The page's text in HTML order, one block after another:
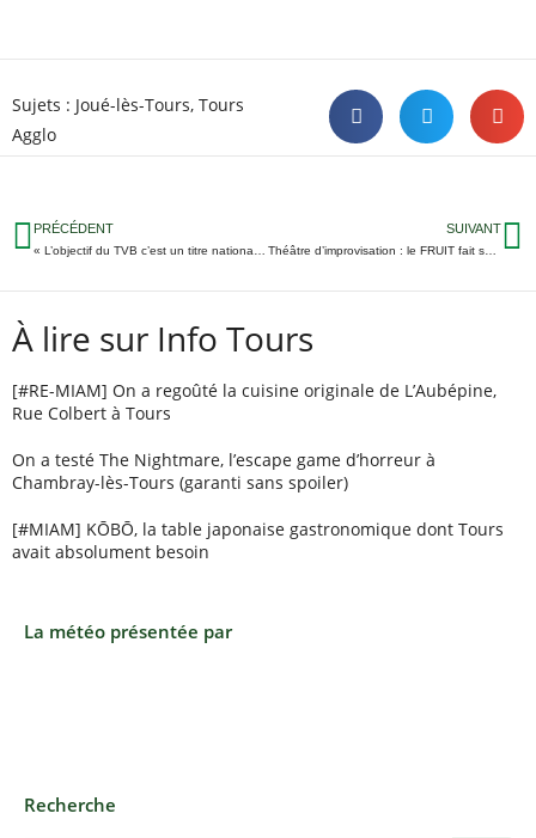
Sujets : Joué-lès-Tours, Tours
Agglo
PRÉCÉDENT SUIVANT
Théâtre d’improvisation : le FRUIT fait son retour sur les planches
À lire sur Info Tours
[#RE-MIAM] On a regoûté la cuisine originale de L’Aubépine,
Rue Colbert à Tours
On a testé The Nightmare, l’escape game d’horreur à
Chambray-lès-Tours (garanti sans spoiler)
[#MIAM] KŌBŌ, la table japonaise gastronomique dont Tours
avait absolument besoin
La météo présentée par
Recherche